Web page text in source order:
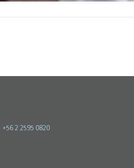
+56 2 2595 0820